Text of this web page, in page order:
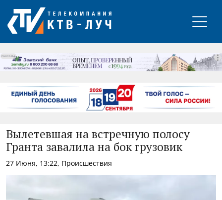
РЕКЛАМА
Вылетевшая на встречную полосу
Гранта завалила на бок грузовик
27 Июня, 13:22, Происшествия